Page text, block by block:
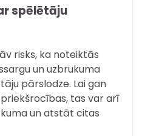
spēlētāju
risks, ka noteiktās
un uzbrukuma
pārslodze. Lai gan
tas var arī
un atstāt citas